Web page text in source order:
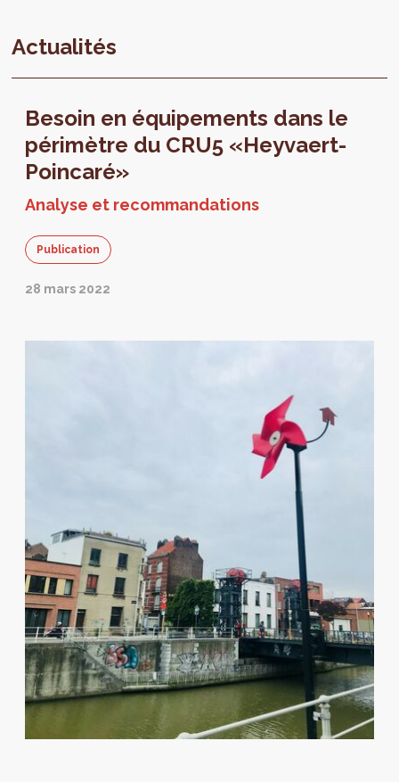
Actualités
Besoin en équipements dans le
périmètre du CRU5 «Heyvaert-
Poincaré»
Analyse et recommandations
Publication
28 mars 2022